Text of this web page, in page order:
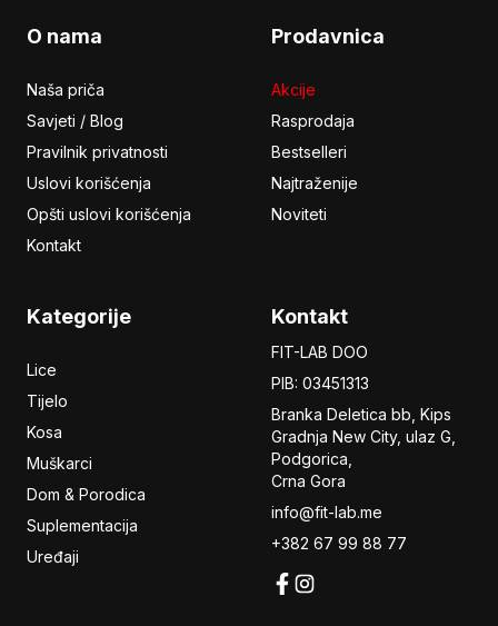
O nama
Naša priča
Savjeti / Blog
Pravilnik privatnosti
Uslovi korišćenja
Opšti uslovi korišćenja
Kontakt
Prodavnica
Akcije
Rasprodaja
Bestselleri
Najtraženije
Noviteti
Kategorije
Lice
Tijelo
Kosa
Muškarci
Dom & Porodica
Suplementacija
Uređaji
Kontakt
FIT-LAB DOO
PIB: 03451313
Branka Deletica bb, Kips
Gradnja New City, ulaz G,
Podgorica,
Crna Gora
info@fit-lab.me
+382 67 99 88 77